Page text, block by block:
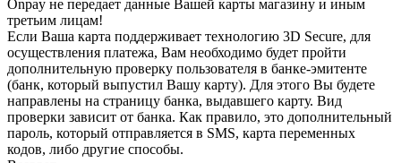
Onpay не передает данные Вашей карты магазину и иным
третьим лицам!
Если Ваша карта поддерживает технологию 3D Secure, для
осуществления платежа, Вам необходимо будет пройти
дополнительную проверку пользователя в банке-эмитенте
(банк, который выпустил Вашу карту). Для этого Вы будете
направлены на страницу банка, выдавшего карту. Вид
проверки зависит от банка. Как правило, это дополнительный
пароль, который отправляется в SMS, карта переменных
кодов, либо другие способы.